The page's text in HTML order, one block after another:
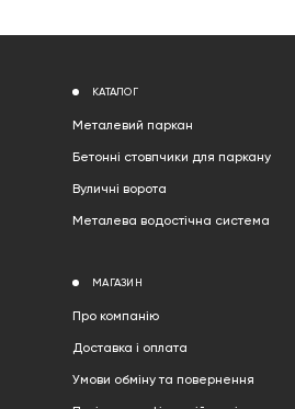
КАТАЛОГ
Металевий паркан
Бетонні стовпчики для паркану
Вуличні ворота
Металева водостічна система
МАГАЗИН
Про компанію
Доставка і оплата
Умови обміну та повернення